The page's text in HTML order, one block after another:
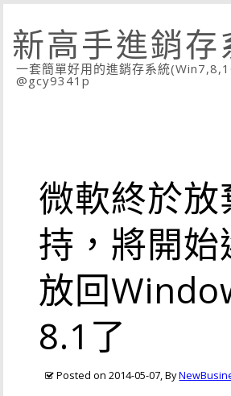
新高手進銷存
一套簡單好用的進銷存系統
@gcy9341p
微軟終於放
持，將開始
放回
8.1了
Posted on 2014-05-07, By